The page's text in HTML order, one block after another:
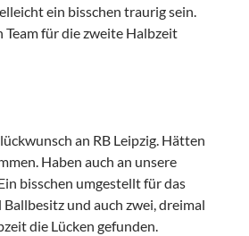
ein bisschen traurig sein.
Team für die zweite Halbzeit
an RB Leipzig. Hätten
Haben auch an unsere
bisschen umgestellt für das
Ballbesitz und auch zwei, dreimal
die Lücken gefunden.